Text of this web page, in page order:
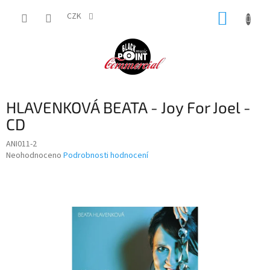
CZK
HLAVENKOVÁ BEATA - Joy For Joel -
CD
ANI011-2
Průměrné
Neohodnoceno Podrobnosti hodnocení